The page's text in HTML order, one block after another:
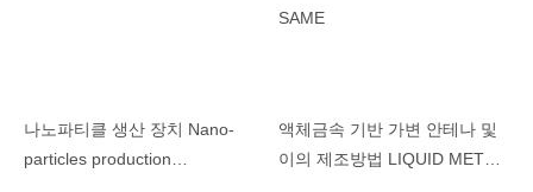
나노파티클 생산 장치 Nano-
particles production
액체금속 기반 가변 안테나 및
이의 제조방법 LIQUID METAL